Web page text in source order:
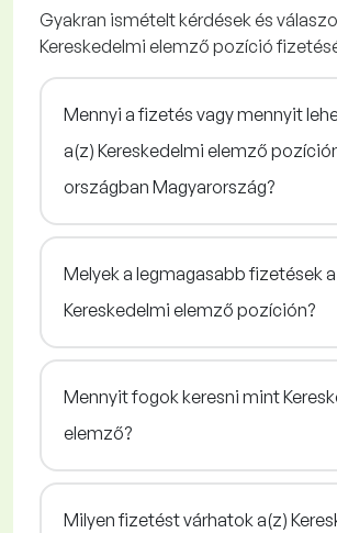
Gyakran ismételt kérdések és
Kereskedelmi elemző pozíció
Mennyi a fizetés vagy mennyit
a(z) Kereskedelmi elemző
országban Magyarország?
Melyek a legmagasabb fizetések
Kereskedelmi elemző pozíción?
Mennyit fogok keresni mint
elemző?
Milyen fizetést várhatok a(z)